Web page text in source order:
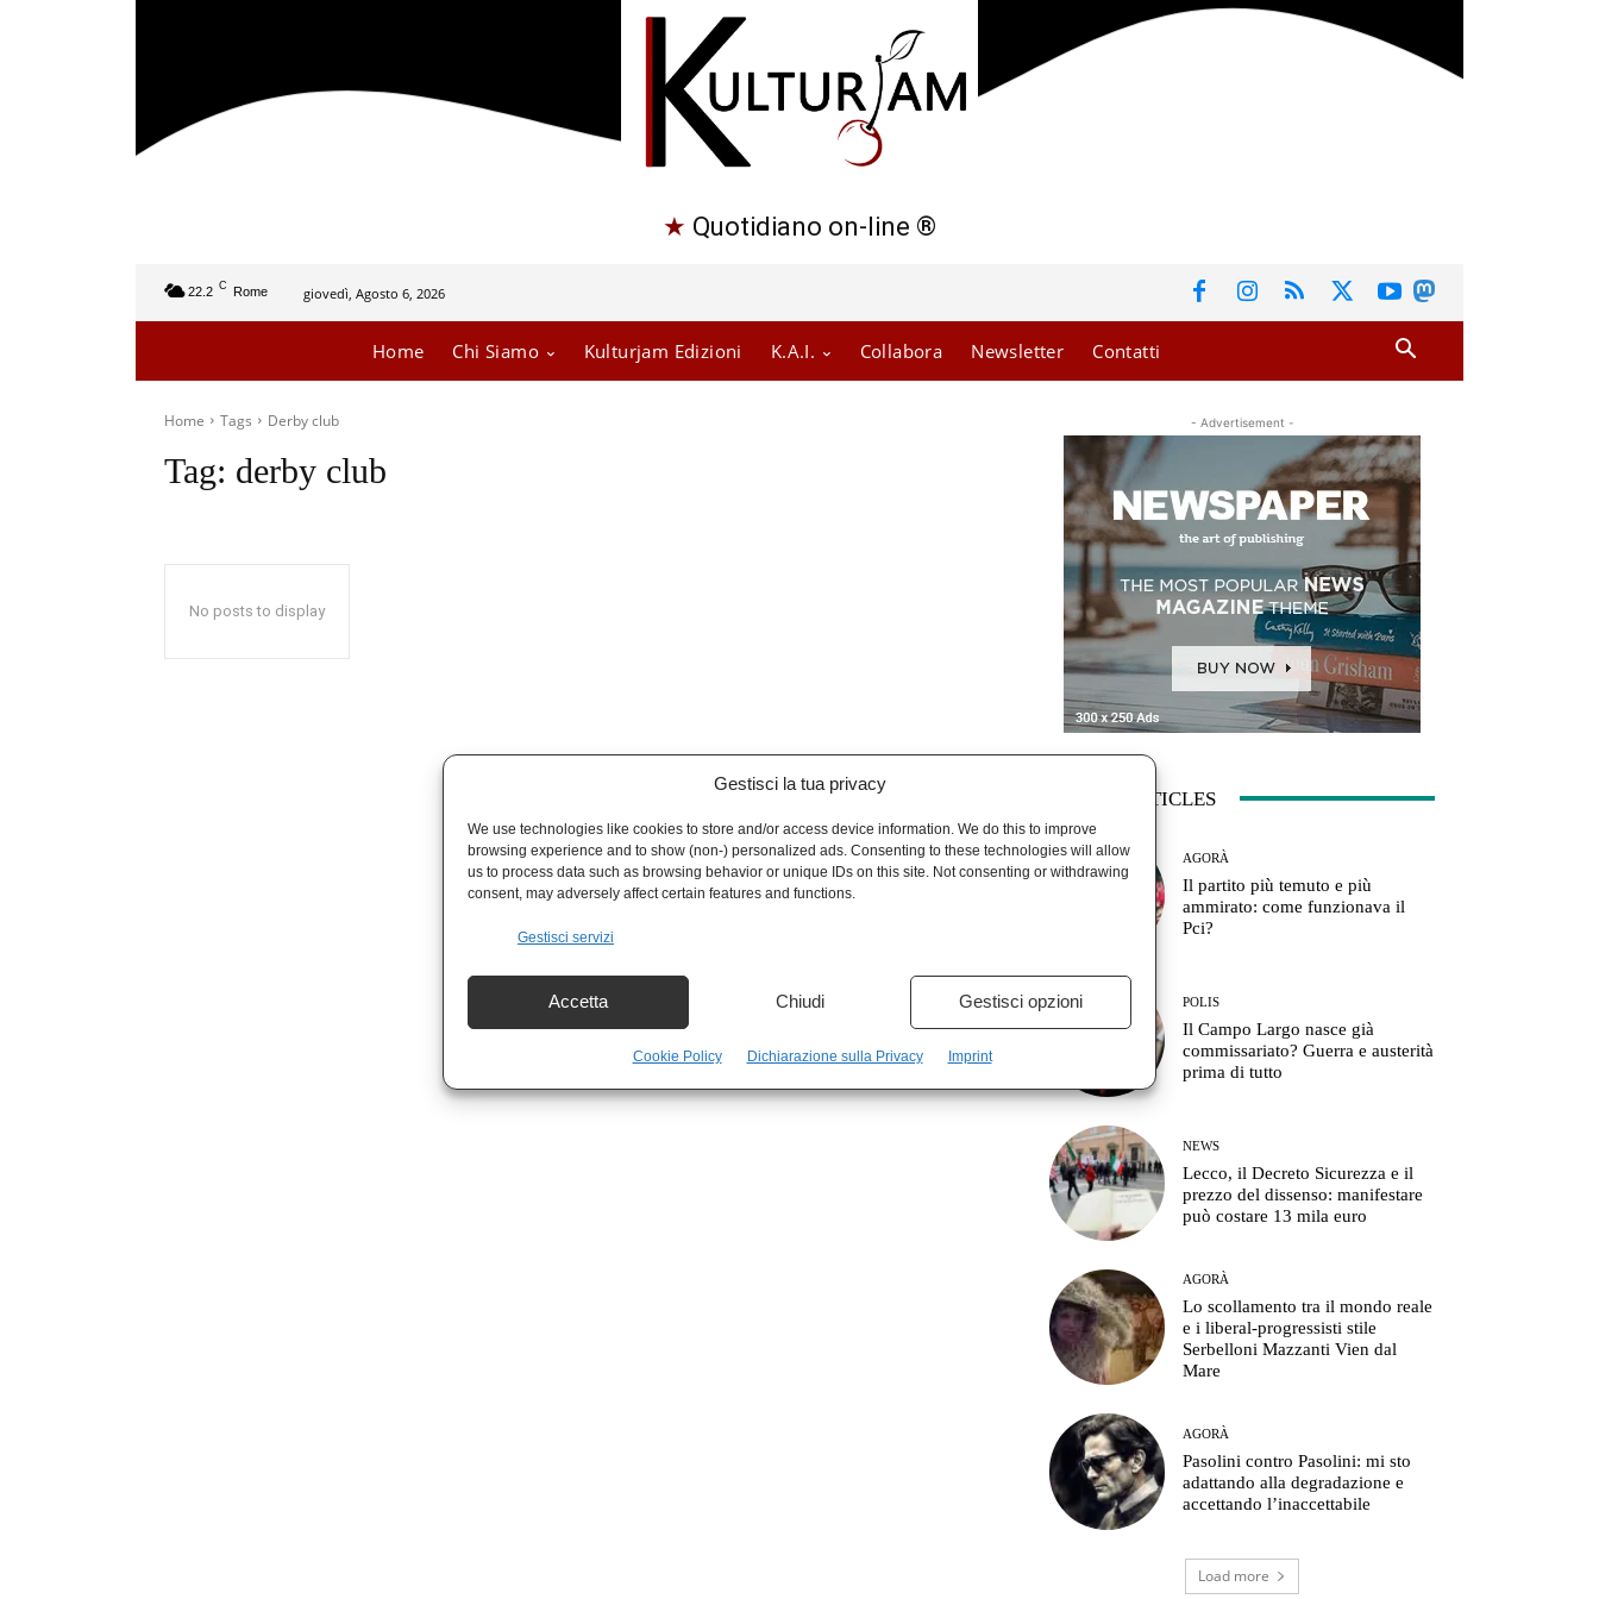
Gestisci la tua privacy
We use technologies like cookies to store and/or access device information. We do this to improve
browsing experience and to show (non-) personalized ads. Consenting to these technologies will allow
us to process data such as browsing behavior or unique IDs on this site. Not consenting or withdrawing
consent, may adversely affect certain features and functions.
Gestisci servizi
Accetta Chiudi Gestisci opzioni
Cookie Policy Dichiarazione sulla Privacy Imprint
★ Quotidiano on-line ®
22.2 C Rome giovedì, Agosto 6, 2026
Home Chi Siamo Kulturjam Edizioni K.A.I. Collabora Newsletter Contatti
Home Tags Derby club
Tag: derby club
No posts to display
- Advertisement -
LATEST ARTICLES
AGORÀ
Il partito più temuto e più
ammirato: come funzionava il
Pci?
POLIS
Il Campo Largo nasce già
commissariato? Guerra e austerità
prima di tutto
NEWS
Lecco, il Decreto Sicurezza e il
prezzo del dissenso: manifestare
può costare 13 mila euro
AGORÀ
Lo scollamento tra il mondo reale
e i liberal-progressisti stile
Serbelloni Mazzanti Vien dal
Mare
AGORÀ
Pasolini contro Pasolini: mi sto
adattando alla degradazione e
accettando l’inaccettabile
Load more